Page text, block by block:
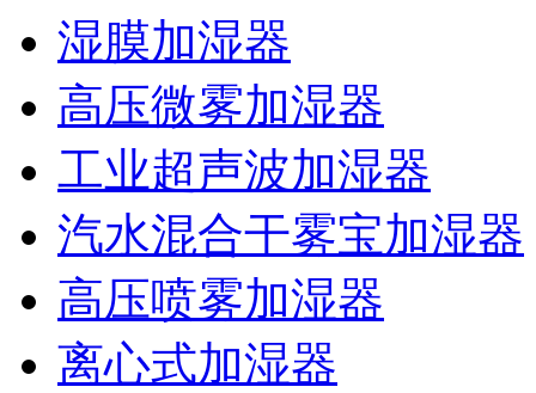
湿膜加湿器
高压微雾加湿器
工业超声波加湿器
汽水混合干雾宝加湿器
高压喷雾加湿器
离心式加湿器